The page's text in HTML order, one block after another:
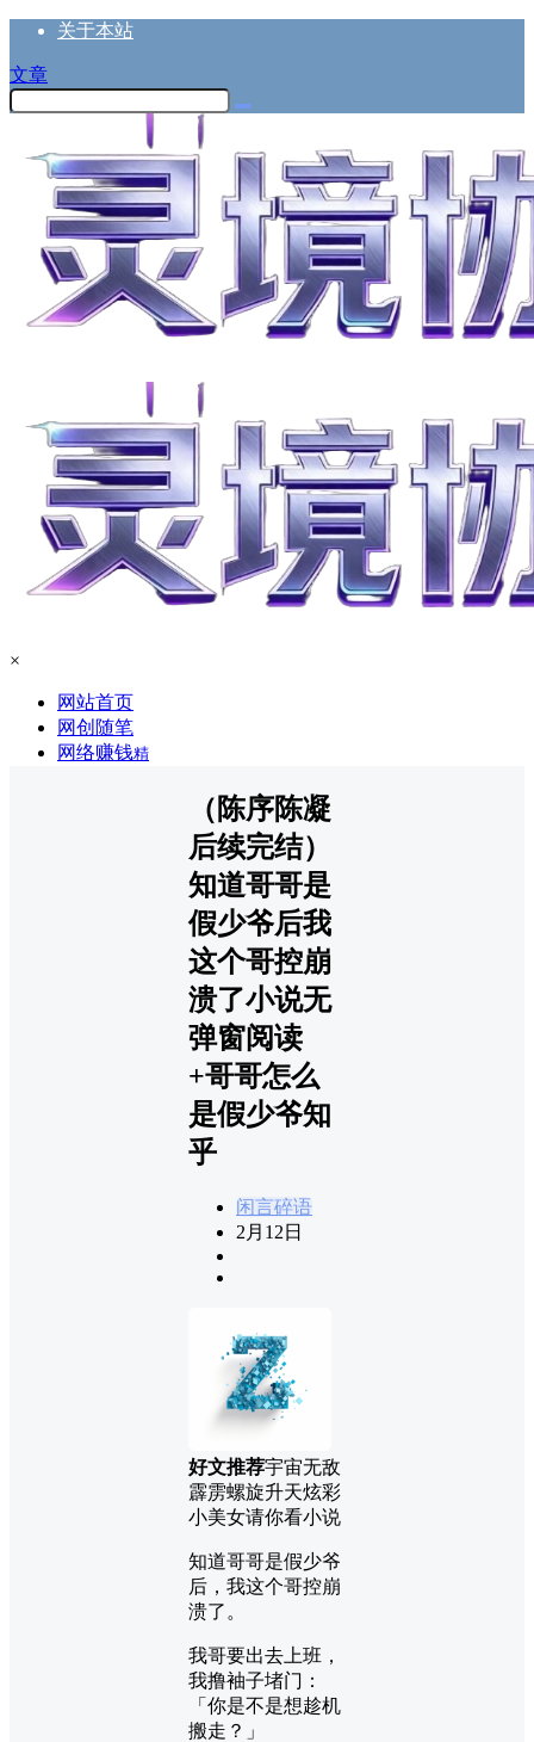
关于本站
文章
×
网站首页
网创随笔
网络赚钱精
（陈序陈凝
后续完结）
知道哥哥是
假少爷后我
这个哥控崩
溃了小说无
弹窗阅读
+哥哥怎么
是假少爷知
乎
闲言碎语
2月12日
好文推荐宇宙无敌
霹雳螺旋升天炫彩
小美女请你看小说
知道哥哥是假少爷
后，我这个哥控崩
溃了。
我哥要出去上班，
我撸袖子堵门：
「你是不是想趁机
搬走？」